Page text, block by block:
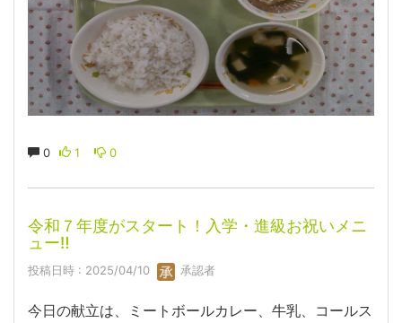
0 1 0
令和７年度がスタート！入学・進級お祝いメニ
ュー‼
投稿日時 : 2025/04/10 承認者
今日の献立は、ミートボールカレー、牛乳、コールス